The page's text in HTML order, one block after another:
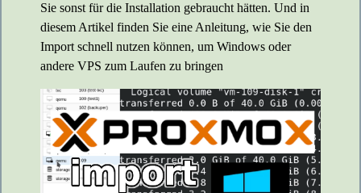
Sie sonst für die Installation gebraucht hätten. Und in
diesem Artikel finden Sie eine Anleitung, wie Sie den
Import schnell nutzen können, um Windows oder
andere VPS zum Laufen zu bringen